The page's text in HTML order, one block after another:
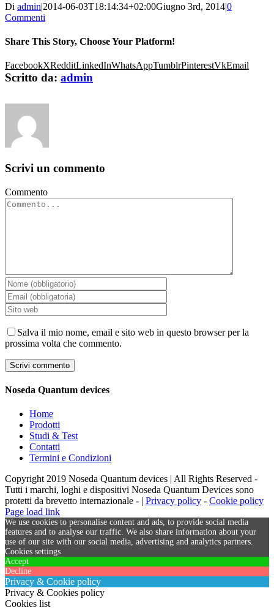
Di admin|2014-06-03T18:14:34+02:00Giugno 3rd, 2014|0
Commenti
Share This Story, Choose Your Platform!
FacebookXRedditLinkedInWhatsAppTumblrPinterestVkEmail
Scritto da: admin
Scrivi un commento
Commento
Salva il mio nome, email e sito web in questo browser per la
prossima volta che commento.
Noseda Quantum devices
Home
Prodotti
Studi & Test
Contatti
Termini e Condizioni
Copyright 2019 Noseda Quantum devices | All Rights Reserved -
Tutti i marchi, loghi e dispositivi Noseda Quantum Devices sono
protetti da brevetto internazionale - | Privacy policy - Cookie policy
Page load link
We use cookies to personalise content and ads, to provide social media
features and to analyse our traffic. We also share information about your
use of our site with our social media, advertising and analytics partners.
Cookies settings
Accept
Decline
Privacy & Cookie policy
Privacy & Cookies policy
Cookies list